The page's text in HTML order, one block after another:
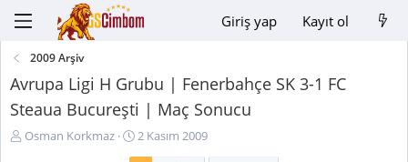
Giriş yap Kayıt ol
2009 Arşiv
Avrupa Ligi H Grubu | Fenerbahçe SK 3-1 FC
Steaua Bucureşti | Maç Sonucu
K
Osman Korkmaz
B
a
2 Kasım 2009